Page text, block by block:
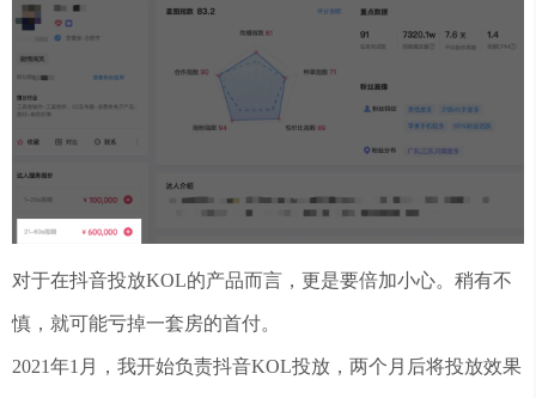
对于在抖音投放KOL的产品而言，更是要倍加小心。稍有不
慎，就可能亏掉一套房的首付。
2021年1月，我开始负责抖音KOL投放，两个月后将投放效果